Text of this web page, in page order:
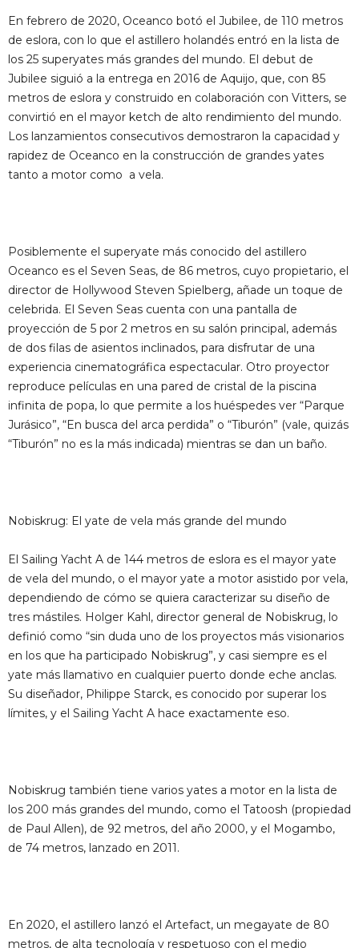
En febrero de 2020, Oceanco botó el Jubilee, de 110 metros
de eslora, con lo que el astillero holandés entró en la lista de
los 25 superyates más grandes del mundo. El debut de
Jubilee siguió a la entrega en 2016 de Aquijo, que, con 85
metros de eslora y construido en colaboración con Vitters, se
convirtió en el mayor ketch de alto rendimiento del mundo.
Los lanzamientos consecutivos demostraron la capacidad y
rapidez de Oceanco en la construcción de grandes yates
tanto a motor como a vela.
Posiblemente el superyate más conocido del astillero
Oceanco es el Seven Seas, de 86 metros, cuyo propietario, el
director de Hollywood Steven Spielberg, añade un toque de
celebrida. El Seven Seas cuenta con una pantalla de
proyección de 5 por 2 metros en su salón principal, además
de dos filas de asientos inclinados, para disfrutar de una
experiencia cinematográfica espectacular. Otro proyector
reproduce películas en una pared de cristal de la piscina
infinita de popa, lo que permite a los huéspedes ver “Parque
Jurásico”, “En busca del arca perdida” o “Tiburón” (vale, quizás
“Tiburón” no es la más indicada) mientras se dan un baño.
Nobiskrug: El yate de vela más grande del mundo
El Sailing Yacht A de 144 metros de eslora es el mayor yate
de vela del mundo, o el mayor yate a motor asistido por vela,
dependiendo de cómo se quiera caracterizar su diseño de
tres mástiles. Holger Kahl, director general de Nobiskrug, lo
definió como “sin duda uno de los proyectos más visionarios
en los que ha participado Nobiskrug”, y casi siempre es el
yate más llamativo en cualquier puerto donde eche anclas.
Su diseñador, Philippe Starck, es conocido por superar los
límites, y el Sailing Yacht A hace exactamente eso.
Nobiskrug también tiene varios yates a motor en la lista de
los 200 más grandes del mundo, como el Tatoosh (propiedad
de Paul Allen), de 92 metros, del año 2000, y el Mogambo,
de 74 metros, lanzado en 2011.
En 2020, el astillero lanzó el Artefact, un megayate de 80
metros, de alta tecnología y respetuoso con el medio